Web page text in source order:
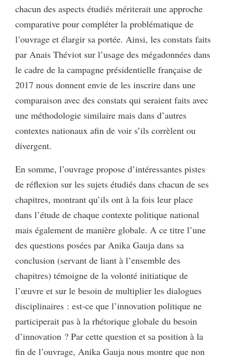
chacun des aspects étudiés mériterait une approche
comparative pour compléter la problématique de
l’ouvrage et élargir sa portée. Ainsi, les constats faits
par Anais Théviot sur l’usage des mégadonnées dans
le cadre de la campagne présidentielle française de
2017 nous donnent envie de les inscrire dans une
comparaison avec des constats qui seraient faits avec
une méthodologie similaire mais dans d’autres
contextes nationaux afin de voir s’ils corrèlent ou
divergent.
En somme, l’ouvrage propose d’intéressantes pistes
de réflexion sur les sujets étudiés dans chacun de ses
chapitres, montrant qu’ils ont à la fois leur place
dans l’étude de chaque contexte politique national
mais également de manière globale. A ce titre l’une
des questions posées par Anika Gauja dans sa
conclusion (servant de liant à l’ensemble des
chapitres) témoigne de la volonté initiatique de
l’œuvre et sur le besoin de multiplier les dialogues
disciplinaires : est-ce que l’innovation politique ne
participerait pas à la rhétorique globale du besoin
d’innovation ? Par cette question et sa position à la
fin de l’ouvrage, Anika Gauja nous montre que non